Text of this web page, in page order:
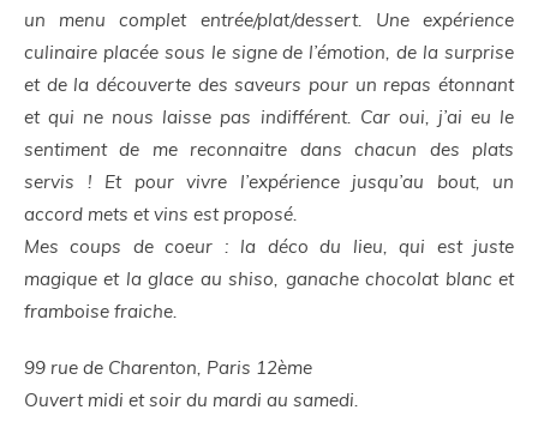
un menu complet entrée/plat/dessert. Une expérience
culinaire placée sous le signe de l’émotion, de la surprise
et de la découverte des saveurs pour un repas étonnant
et qui ne nous laisse pas indifférent. Car oui, j’ai eu le
sentiment de me reconnaitre dans chacun des plats
servis ! Et pour vivre l’expérience jusqu’au bout, un
accord mets et vins est proposé.
Mes coups de coeur : la déco du lieu, qui est juste
magique et la glace au shiso, ganache chocolat blanc et
framboise fraiche.
99 rue de Charenton, Paris 12ème
Ouvert midi et soir du mardi au samedi.